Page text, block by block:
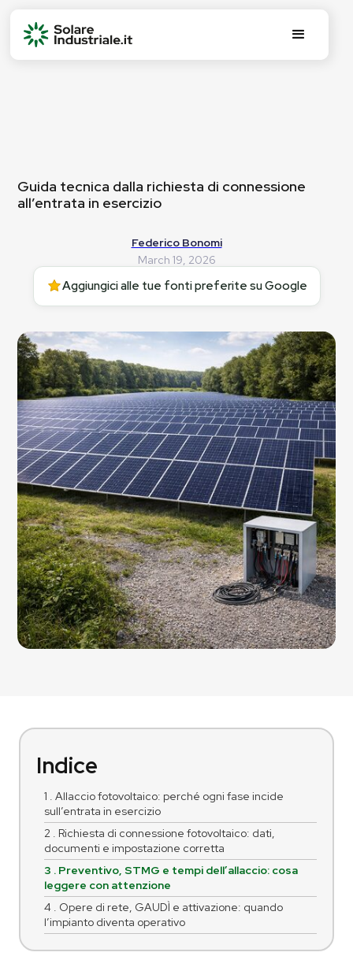
Guida tecnica dalla richiesta di connessione
all’entrata in esercizio
Federico Bonomi
March 19, 2026
Aggiungici alle tue fonti preferite su Google
Indice
1 . Allaccio fotovoltaico: perché ogni fase incide
sull’entrata in esercizio
2 . Richiesta di connessione fotovoltaico: dati,
documenti e impostazione corretta
3 . Preventivo, STMG e tempi dell’allaccio: cosa
leggere con attenzione
4 . Opere di rete, GAUDÌ e attivazione: quando
l’impianto diventa operativo